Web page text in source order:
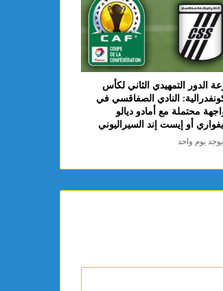
الدور التمهيدي الثاني لكأس
النادي الصفاقسي في
محتملة مع أمادو ديالو
أو إيست إند السيراليوني
يوجد يوم واحد